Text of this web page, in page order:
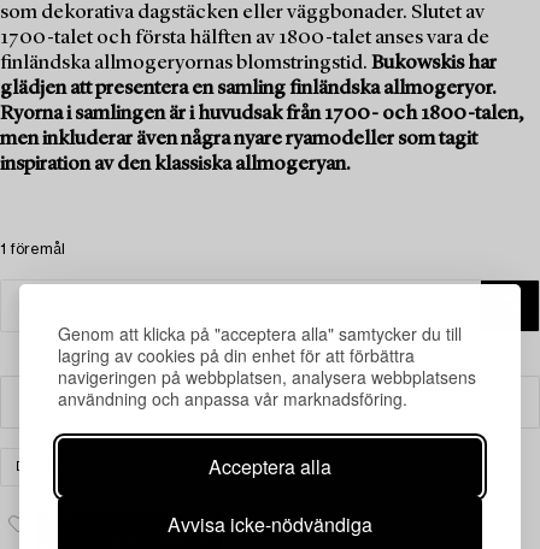
Genom att klicka på "acceptera alla" samtycker du till
lagring av cookies på din enhet för att förbättra
navigeringen på webbplatsen, analysera webbplatsens
användning och anpassa vår marknadsföring.
Acceptera alla
Avvisa icke-nödvändiga
som dekorativa dagstäcken eller väggbonader. Slutet av
1700-talet och första hälften av 1800-talet anses vara de
finländska allmogeryornas blomstringstid. Bukowskis har
glädjen att presentera en samling finländska allmogeryor.
Ryorna i samlingen är i huvudsak från 1700- och 1800-talen,
men inkluderar även några nyare ryamodeller som tagit
inspiration av den klassiska allmogeryan.
1 föremål
Filter
DESIGN RENSA ALLA